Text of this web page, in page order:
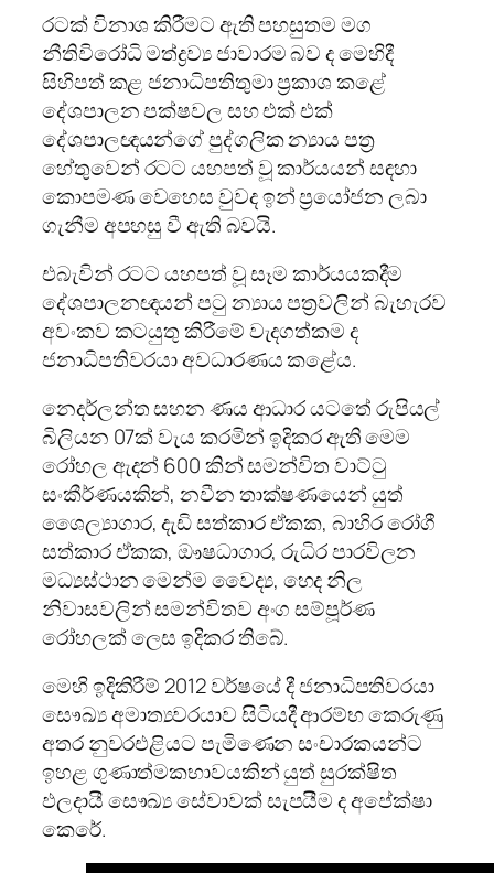
රටක් විනාශ කිරීමට ඇති පහසුතම මග
නීතිවිරෝධි මත්ද්‍රව්‍ය ජාවාරම බව ද මෙහිදී
සිහිපත් කළ ජනාධිපතිතුමා ප්‍රකාශ කළේ
දේශපාලන පක්ෂවල සහ එක් එක්
දේශපාලඥයන්ගේ පුද්ගලික න්‍යාය පත්‍ර
හේතුවෙන් රටට යහපත් වූ කාර්යයන් සඳහා
කොපමණ වෙහෙස වුවද ඉන් ප්‍රයෝජන ලබා
ගැනීම අපහසු වී ඇති බවයි.
එබැවින් රටට යහපත් වූ සෑම කාර්යයකදීම
දේශපාලනඥයන් පටු න්‍යාය පත්‍රවලින් බැහැරව
අවංකව කටයුතු කිරීමේ වැදගත්කම ද
ජනාධිපතිවරයා අවධාරණය කළේය.
නෙදර්ලන්ත සහන ණය ආධාර යටතේ රුපියල්
බිලියන 07ක් වැය කරමින් ඉදිකර ඇති මෙම
රෝහල ඇදන් 600 කින් සමන්විත වාට්ටු
සංකීර්ණයකින්, නවීන තාක්ෂණයෙන් යුත්
ශෛල්‍යාගාර, දැඩි සත්කාර ඒකක, බාහිර රෝගී
සත්කාර ඒකක, ඖෂධාගාර, රුධිර පාරවිලන
මධ්‍යස්ථාන මෙන්ම වෛද්‍ය, හෙද නිල
නිවාසවලින් සමන්විතව අංග සම්පූර්ණ
රෝහලක් ලෙස ඉදිකර තිබේ.
මෙහි ඉදිකිරීම් 2012 වර්ෂයේ දී ජනාධිපතිවරයා
සෞඛ්‍ය අමාත්‍යවරයාව සිටියදී ආරම්භ කෙරුණු
අතර නුවරඑළියට පැමිණෙන සංචාරකයන්ට
ඉහළ ගුණාත්මකභාවයකින් යුත් සුරක්ෂිත
ඵලදායී සෞඛ්‍ය සේවාවක් සැපයීම ද අපේක්ෂා
කෙරේ.